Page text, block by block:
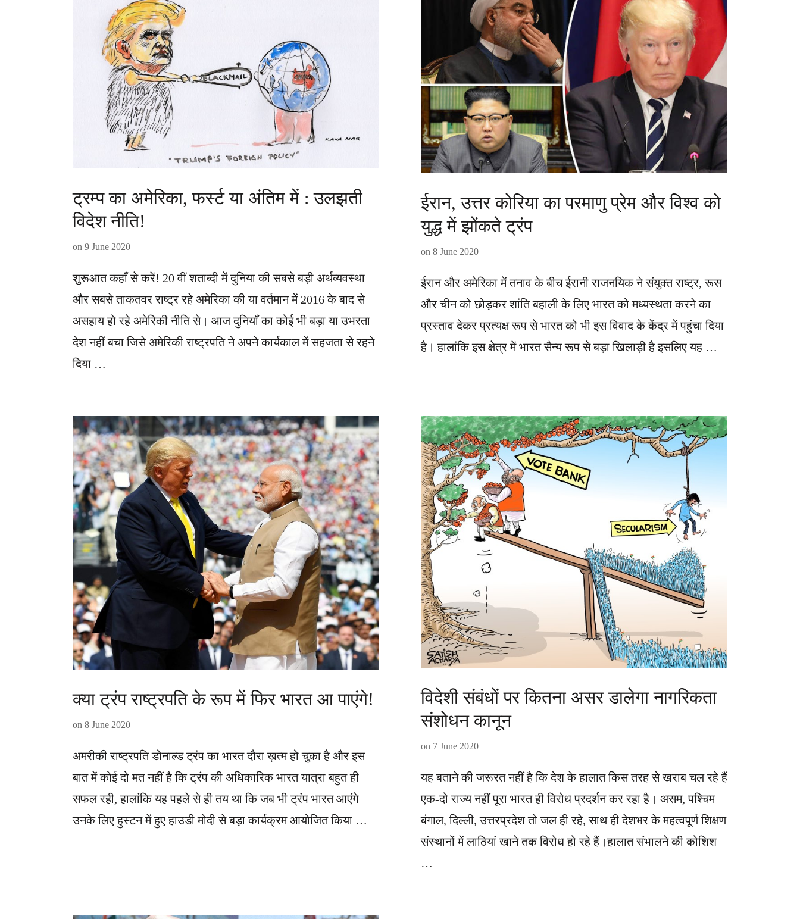
ट्रम्प का अमेरिका, फर्स्ट या अंतिम में : उलझती
विदेश नीति!
on 9 June 2020
शुरूआत कहाँ से करें! 20 वीं शताब्दी में दुनिया की सबसे बड़ी अर्थव्यवस्था
और सबसे ताकतवर राष्ट्र रहे अमेरिका की या वर्तमान में 2016 के बाद से
असहाय हो रहे अमेरिकी नीति से। आज दुनियाँ का कोई भी बड़ा या उभरता
देश नहीं बचा जिसे अमेरिकी राष्ट्रपति ने अपने कार्यकाल में सहजता से रहने
दिया …
ईरान, उत्तर कोरिया का परमाणु प्रेम और विश्व को
युद्ध में झोंकते ट्रंप
on 8 June 2020
ईरान और अमेरिका में तनाव के बीच ईरानी राजनयिक ने संयुक्त राष्ट्र, रूस
और चीन को छोड़कर शांति बहाली के लिए भारत को मध्यस्थता करने का
प्रस्ताव देकर प्रत्यक्ष रूप से भारत को भी इस विवाद के केंद्र में पहुंचा दिया
है। हालांकि इस क्षेत्र में भारत सैन्य रूप से बड़ा खिलाड़ी है इसलिए यह …
क्या ट्रंप राष्ट्रपति के रूप में फिर भारत आ पाएंगे!
on 8 June 2020
अमरीकी राष्ट्रपति डोनाल्ड ट्रंप का भारत दौरा ख़त्म हो चुका है और इस
बात में कोई दो मत नहीं है कि ट्रंप की अधिकारिक भारत यात्रा बहुत ही
सफल रही, हालांकि यह पहले से ही तय था कि जब भी ट्रंप भारत आएंगे
उनके लिए हुस्टन में हुए हाउडी मोदी से बड़ा कार्यक्रम आयोजित किया …
विदेशी संबंधों पर कितना असर डालेगा नागरिकता
संशोधन कानून
on 7 June 2020
यह बताने की जरूरत नहीं है कि देश के हालात किस तरह से खराब चल रहे हैं
एक-दो राज्य नहीं पूरा भारत ही विरोध प्रदर्शन कर रहा है। असम, पश्चिम
बंगाल, दिल्ली, उत्तरप्रदेश तो जल ही रहे, साथ ही देशभर के महत्वपूर्ण शिक्षण
संस्थानों में लाठियां खाने तक विरोध हो रहे हैं।हालात संभालने की कोशिश
…